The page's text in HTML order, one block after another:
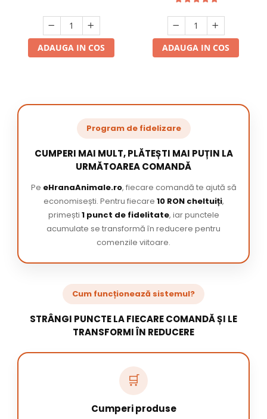
ADAUGA IN COS ADAUGA IN COS
Program de fidelizare
CUMPERI MAI MULT, PLĂTEȘTI MAI PUȚIN LA
URMĂTOAREA COMANDĂ
Pe eHranaAnimale.ro, fiecare comandă te ajută să
economisești. Pentru fiecare 10 RON cheltuiți,
primești 1 punct de fidelitate, iar punctele
acumulate se transformă în reducere pentru
comenzile viitoare.
Cum funcționează sistemul?
STRÂNGI PUNCTE LA FIECARE COMANDĂ ȘI LE
TRANSFORMI ÎN REDUCERE
🛒
Cumperi produse